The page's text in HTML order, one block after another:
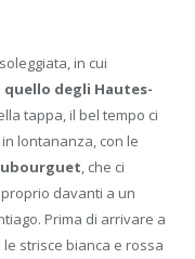
in cui
degli Hautes-
tappa, il bel tempo ci
lontananza, con le
, che ci
proprio davanti a un
Prima di arrivare a
strisce bianca e rossa